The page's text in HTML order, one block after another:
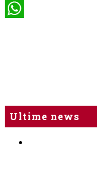
Ultime news